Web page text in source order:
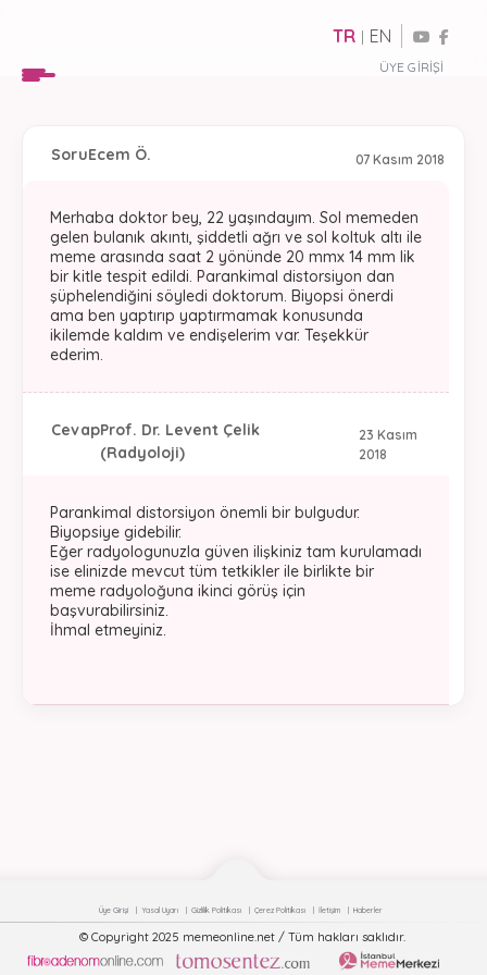
ÜYE GIRIŞI
TR | EN
07 Kasım 2018
SoruEcem Ö.
Merhaba doktor bey, 22 yaşındayım. Sol memeden
gelen bulanık akıntı, şiddetli ağrı ve sol koltuk altı ile
meme arasında saat 2 yönünde 20 mmx 14 mm lik
bir kitle tespit edildi. Parankimal distorsiyon dan
şüphelendiğini söyledi doktorum. Biyopsi önerdi
ama ben yaptırıp yaptırmamak konusunda
ikilemde kaldım ve endişelerim var. Teşekkür
ederim.
23 Kasım
2018
CevapProf. Dr. Levent Çelik
(Radyoloji)
Parankimal distorsiyon önemli bir bulgudur.
Biyopsiye gidebilir.
Eğer radyologunuzla güven ilişkiniz tam kurulamadı
ise elinizde mevcut tüm tetkikler ile birlikte bir
meme radyoloğuna ikinci görüş için
başvurabilirsiniz.
İhmal etmeyiniz.
Üye Girişi Yasal Uyarı Gizlilik Politikası Çerez Politikası İletişim Haberler
© Copyright 2025 memeonline.net / Tüm hakları saklıdır.